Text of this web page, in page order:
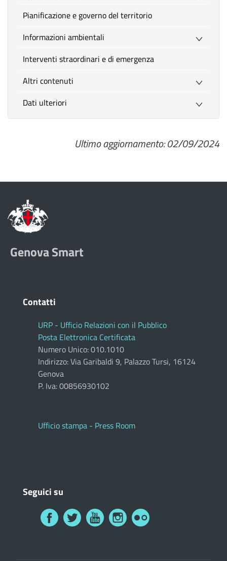
Pianificazione e governo del territorio
Informazioni ambientali
Interventi straordinari e di emergenza
Altri contenuti
Dati ulteriori
Ultimo aggiornamento: 02/09/2024
Genova Smart
Contatti
URP - Ufficio Relazioni con il Pubblico
Posta Elettronica Certificata
Numero Unico: 010.1010
Indirizzo: Via Garibaldi 9, Palazzo Tursi, 16124
Genova
P. Iva: 00856930102
Ufficio stampa - Press Room
Seguici su